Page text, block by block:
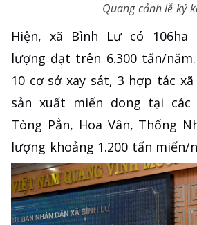
Quang cảnh lễ ký
Hiện, xã Bình Lư có 106ha
lượng đạt trên 6.300 tấn/
10 cơ sở xay sát, 3 hợp tác
sản xuất miến dong tại các
Tòng Pẳn, Hoa Vân, Thống
lượng khoảng 1.200 tấn miến/